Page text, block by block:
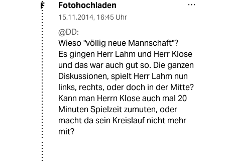
F Fotohochladen
15.11.2014, 16:45 Uhr
@DD:
Wieso "völlig neue Mannschaft"?
Es gingen Herr Lahm und Herr Klose
und das war auch gut so. Die ganzen
Diskussionen, spielt Herr Lahm nun
links, rechts, oder doch in der Mitte?
Kann man Herrn Klose auch mal 20
Minuten Spielzeit zumuten, oder
macht da sein Kreislauf nicht mehr
mit?